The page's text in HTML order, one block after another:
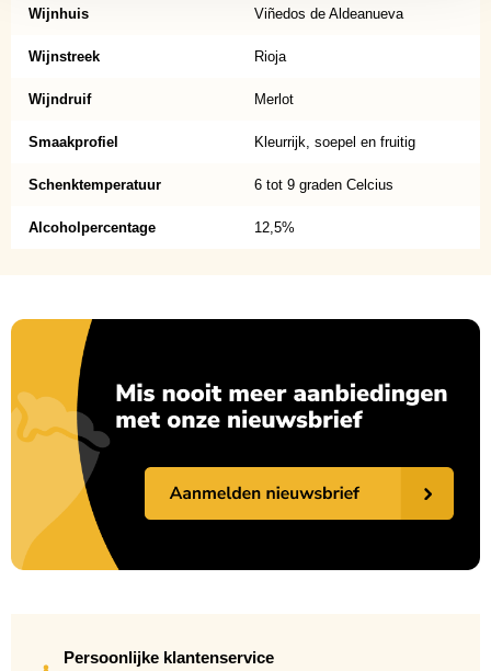
Wijnhuis Viñedos de Aldeanueva
Wijnstreek Rioja
Wijndruif Merlot
Smaakprofiel Kleurrijk, soepel en fruitig
Schenktemperatuur 6 tot 9 graden Celcius
Alcoholpercentage 12,5%
Persoonlijke klantenservice